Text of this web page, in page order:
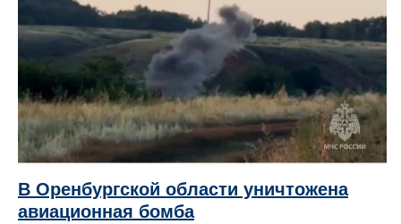
В Оренбургской области уничтожена
авиационная бомба